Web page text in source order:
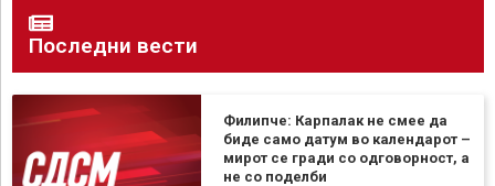
Последни вести
Филипче: Карпалак не смее да
биде само датум во календарот –
мирот се гради со одговорност, а
не со поделби